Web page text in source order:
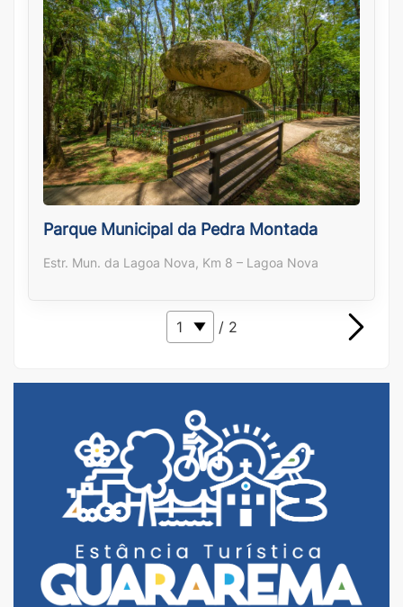
Parque Municipal da Pedra Montada
Estr. Mun. da Lagoa Nova, Km 8 – Lagoa Nova
/ 2